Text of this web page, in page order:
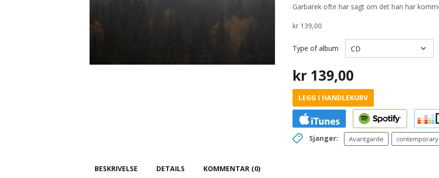
Garbarek ofte har sagt om det han har
kr 139,00
Type of album
kr 139,00
LEGG I HANDLEKURV
Sjanger: Avantgarde contemporary
BESKRIVELSE DETAILS KOMMENTAR (0)